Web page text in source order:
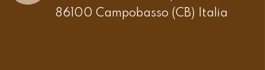
86100 Campobasso (CB) Italia